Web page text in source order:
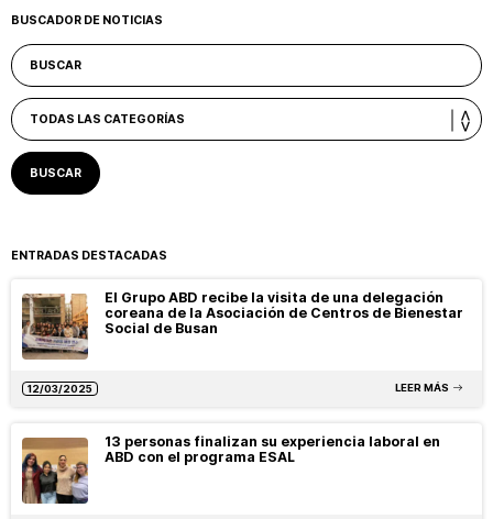
BUSCADOR DE NOTICIAS
ENTRADAS DESTACADAS
El Grupo ABD recibe la visita de una delegación
coreana de la Asociación de Centros de Bienestar
Social de Busan
12/03/2025 LEER MÁS
13 personas finalizan su experiencia laboral en
ABD con el programa ESAL